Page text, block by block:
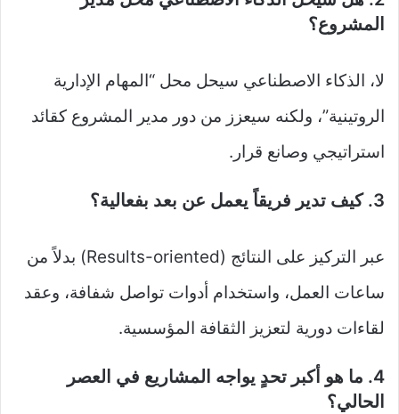
المشروع؟
لا، الذكاء الاصطناعي سيحل محل “المهام الإدارية
الروتينية”، ولكنه سيعزز من دور مدير المشروع كقائد
استراتيجي وصانع قرار.
3. كيف تدير فريقاً يعمل عن بعد بفعالية؟
عبر التركيز على النتائج (Results-oriented) بدلاً من
ساعات العمل، واستخدام أدوات تواصل شفافة، وعقد
لقاءات دورية لتعزيز الثقافة المؤسسية.
4. ما هو أكبر تحدٍ يواجه المشاريع في العصر
الحالي؟